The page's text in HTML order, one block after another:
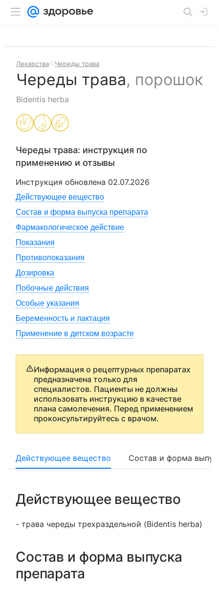
Лекарства Череды трава
Череды трава, порошок
Bidentis herba
Череды трава: инструкция по
применению и отзывы
Инструкция обновлена 02.07.2026
Действующее вещество
Состав и форма выпуска препарата
Фармакологическое действие
Показания
Противопоказания
Дозировка
Побочные действия
Особые указания
Беременность и лактация
Применение в детском возрасте
Информация о рецептурных препаратах
предназначена только для
специалистов. Пациенты не должны
использовать инструкцию в качестве
плана самолечения. Перед применением
проконсультируйтесь с врачом.
Действующее вещество Состав и форма
Действующее вещество
- трава череды трехраздельной (Bidentis herba)
Состав и форма выпуска
препарата